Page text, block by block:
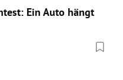
Ein Auto hängt